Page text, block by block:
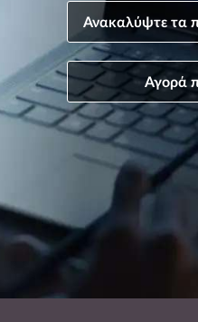
Ανακαλύψτε τα
Αγορά